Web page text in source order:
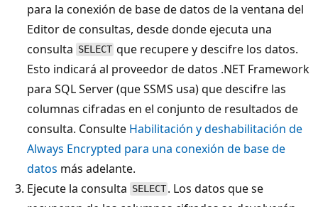
para la conexión de base de datos de la ventana del
Editor de consultas, desde donde ejecuta una
consulta SELECT que recupere y descifre los datos.
Esto indicará al proveedor de datos .NET Framework
para SQL Server (que SSMS usa) que descifre las
columnas cifradas en el conjunto de resultados de
consulta. Consulte Habilitación y deshabilitación de
Always Encrypted para una conexión de base de
datos más adelante.
Ejecute la consulta SELECT . Los datos que se